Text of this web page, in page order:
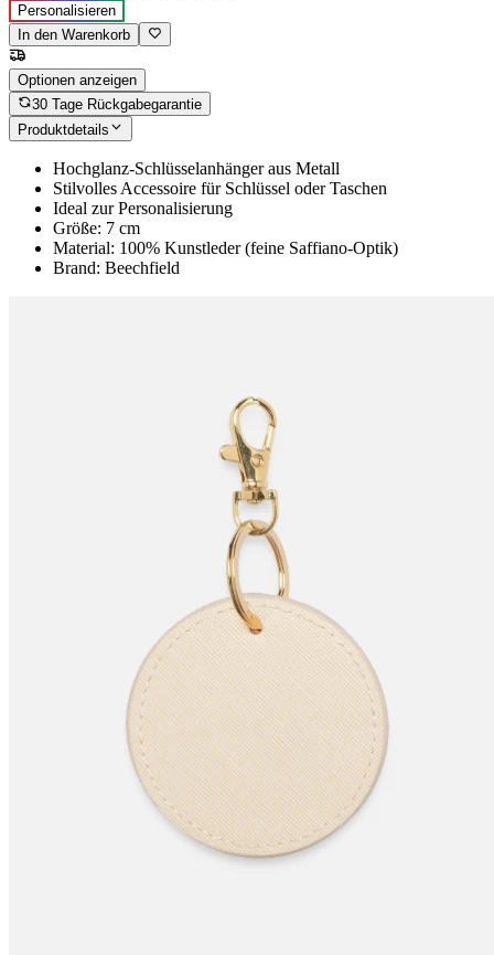
Personalisieren
In den Warenkorb
Optionen anzeigen
30 Tage Rückgabegarantie
Produktdetails
Hochglanz-Schlüsselanhänger aus Metall
Stilvolles Accessoire für Schlüssel oder Taschen
Ideal zur Personalisierung
Größe: 7 cm
Material: 100% Kunstleder (feine Saffiano-Optik)
Brand: Beechfield